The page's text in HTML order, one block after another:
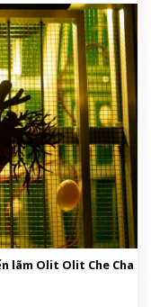
lãm Olit Olit Che Cha